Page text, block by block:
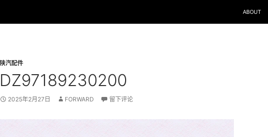
ABOUT
陕汽配件
DZ97189230200
2025年2月27日 FORWARD 留下评论